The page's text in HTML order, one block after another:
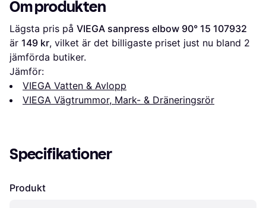
Om produkten
Lägsta pris på VIEGA sanpress elbow 90° 15 107932
är 149 kr, vilket är det billigaste priset just nu bland 2
jämförda butiker.
Jämför:
VIEGA Vatten & Avlopp
VIEGA Vägtrummor, Mark- & Dräneringsrör
Specifikationer
Produkt